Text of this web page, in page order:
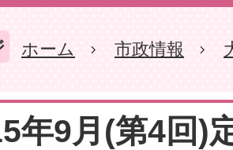
ホーム 市政情報
年9月(第4回)